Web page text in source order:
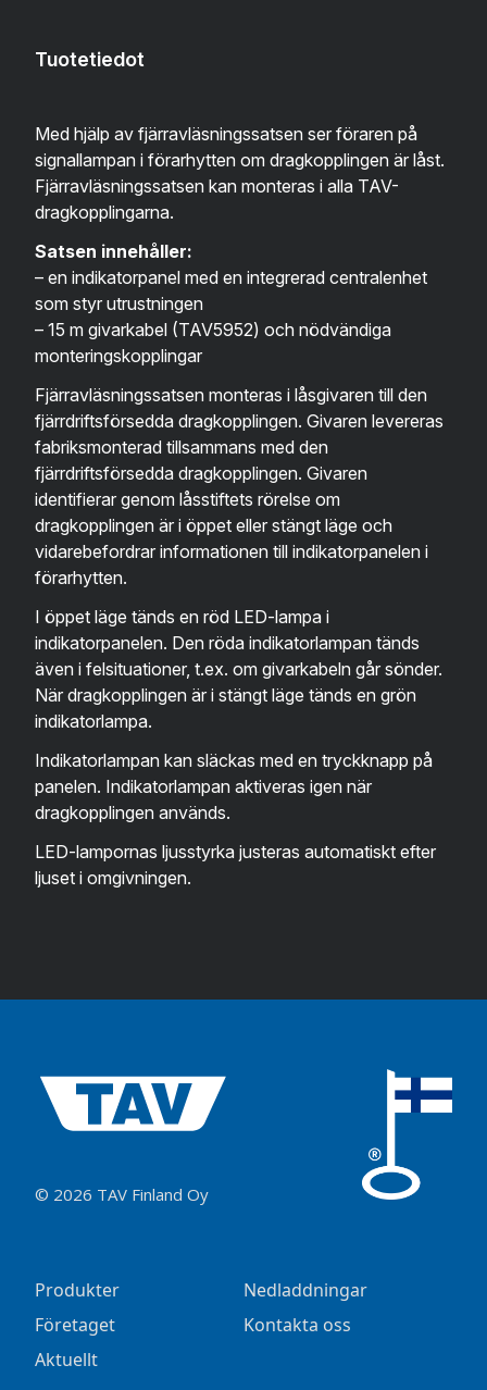
Tuotetiedot
Med hjälp av fjärravläsningssatsen ser föraren på
signallampan i förarhytten om dragkopplingen är låst.
Fjärravläsningssatsen kan monteras i alla TAV-
dragkopplingarna.
Satsen innehåller:
– en indikatorpanel med en integrerad centralenhet
som styr utrustningen
– 15 m givarkabel (TAV5952) och nödvändiga
monteringskopplingar
Fjärravläsningssatsen monteras i låsgivaren till den
fjärrdriftsförsedda dragkopplingen. Givaren levereras
fabriksmonterad tillsammans med den
fjärrdriftsförsedda dragkopplingen. Givaren
identifierar genom låsstiftets rörelse om
dragkopplingen är i öppet eller stängt läge och
vidarebefordrar informationen till indikatorpanelen i
förarhytten.
I öppet läge tänds en röd LED-lampa i
indikatorpanelen. Den röda indikatorlampan tänds
även i felsituationer, t.ex. om givarkabeln går sönder.
När dragkopplingen är i stängt läge tänds en grön
indikatorlampa.
Indikatorlampan kan släckas med en tryckknapp på
panelen. Indikatorlampan aktiveras igen när
dragkopplingen används.
LED-lampornas ljusstyrka justeras automatiskt efter
ljuset i omgivningen.
© 2026 TAV Finland Oy
Produkter
Företaget
Aktuellt
Nedladdningar
Kontakta oss